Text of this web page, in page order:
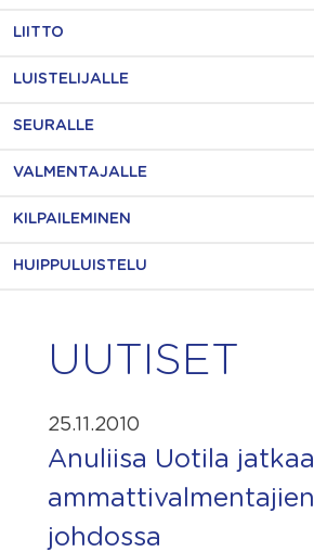
LIITTO
LUISTELIJALLE
SEURALLE
VALMENTAJALLE
KILPAILEMINEN
HUIPPULUISTELU
UUTISET
25.11.2010
Anuliisa Uotila jatkaa
ammattivalmentajien
johdossa